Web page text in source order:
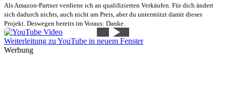
Als Amazon-Partner verdiene ich an qualifizierten Verkäufen. Für dich ändert
sich dadurch nichts, auch nicht am Preis, aber du unterstützt damit dieses
Projekt. Deswegen bereits im Voraus: Danke.
Weiterleitung zu YouTube in neuem Fenster
Werbung